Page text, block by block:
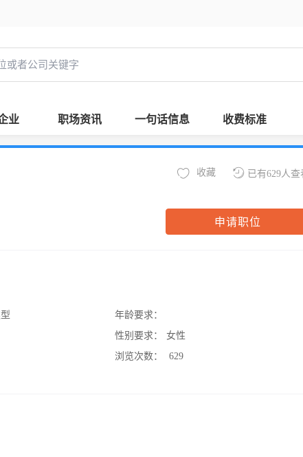
业 职场资讯 一句话信息 收费标准
已有629人查
收藏
申请职位
年龄要求：
性别要求：
女性
浏览次数：
629